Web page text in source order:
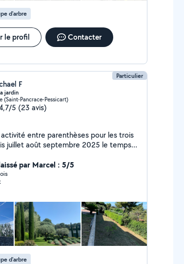
d'arbre
le profil Contacter
Particulier
F
jardin
(Saint-Pancrace-Pessicart)
5 (23 avis)
entre parenthèses pour les trois
juillet août septembre 2025 le temps
pour de l'élagage, de l'entretien-
la création, du débroussaillage, de
par Marcel : 5/5
d'arbre